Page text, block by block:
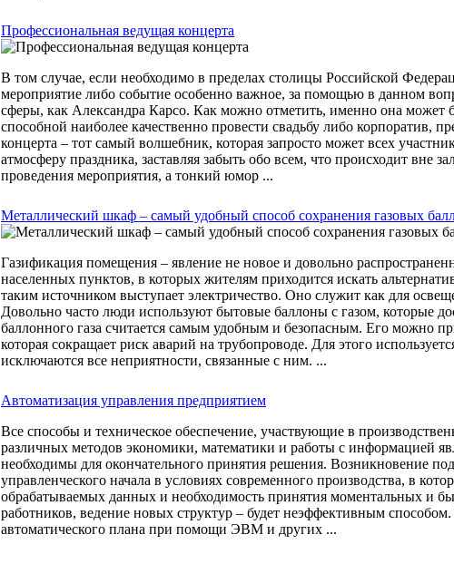
Профессиональная ведущая концерта
В том случае, если необходимо в пределах столицы Российской
мероприятие либо событие особенно важное, за помощью в данном
сферы, как Александра Карсо. Как можно отметить, именно она может
способной наиболее качественно провести свадьбу либо
концерта – тот самый волшебник, которая запросто может всех
атмосферу праздника, заставляя забыть обо всем, что происходит вне
проведения мероприятия, а тонкий юмор ...
Металлический шкаф – самый удобный способ сохранения газовых
Газификация помещения – явление не новое и довольно
населенных пунктов, в которых жителям приходится искать
таким источником выступает электричество. Оно служит как для
Довольно часто люди используют бытовые баллоны с газом, которые
баллонного газа считается самым удобным и безопасным. Его можно
которая сокращает риск аварий на трубопроводе. Для этого
исключаются все неприятности, связанные с ним. ...
Автоматизация управления предприятием
Все способы и техническое обеспечение, участвующие в
различных методов экономики, математики и работы с информацией
необходимы для окончательного принятия решения. Возникновение
управленческого начала в условиях современного производства, в
обрабатываемых данных и необходимость принятия моментальных и
работников, ведение новых структур – будет неэффективным
автоматического плана при помощи ЭВМ и других ...